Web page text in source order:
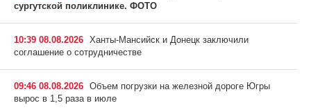
сургутской поликлинике. ФОТО
10:39 08.08.2026 Ханты-Мансийск и Донецк заключили
соглашение о сотрудничестве
09:46 08.08.2026 Объем погрузки на железной дороге Югры
вырос в 1,5 раза в июле